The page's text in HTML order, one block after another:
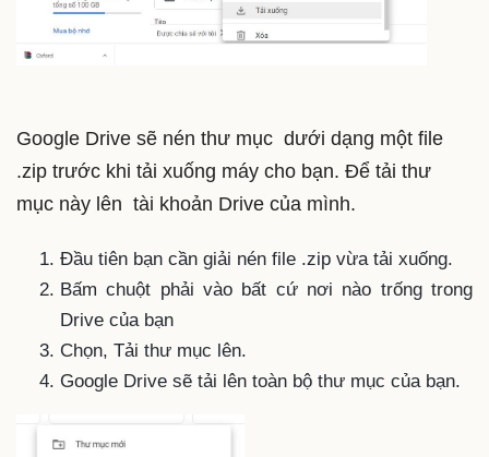
Google Drive sẽ nén thư mục dưới dạng một file
.zip trước khi tải xuống máy cho bạn. Để tải thư
mục này lên tài khoản Drive của mình.
Đầu tiên bạn cần giải nén file .zip vừa tải xuống.
Bấm chuột phải vào bất cứ nơi nào trống trong
Drive của bạn
Chọn, Tải thư mục lên.
Google Drive sẽ tải lên toàn bộ thư mục của bạn.